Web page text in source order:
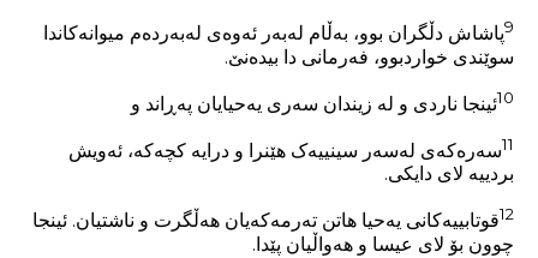
9پاشاش دڵگران بوو، بەڵام لەبەر ئەوەی لەبەردەم میوانەکاندا
سوێندی خواردبوو، فەرمانی دا بیدەنێ.
10ئینجا ناردی و لە زیندان سەری یەحیایان پەڕاند و
11سەرەکەی لەسەر سینییەک هێنرا و درایە کچەکە، ئەویش
بردییە لای دایکی.
12قوتابییەکانی یەحیا هاتن تەرمەکەیان هەڵگرت و ناشتیان. ئینجا
چوون بۆ لای عیسا و هەواڵیان پێدا.